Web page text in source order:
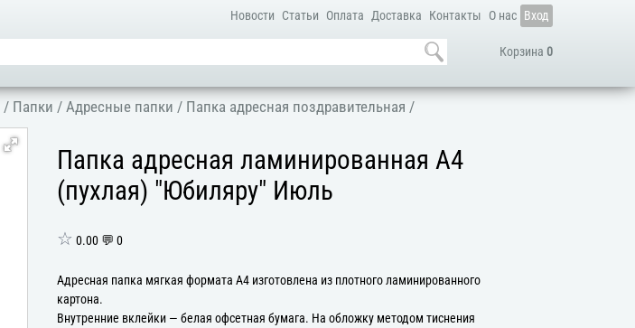
Новости Статьи Оплата Доставка Контакты О нас Вход
Корзина 0
/ Папки /Адресные папки / Папка адресная поздравительная /
Папка адресная ламинированная А4
(пухлая) "Юбиляру" Июль
☆ 0.00 💬 0
Адресная папка мягкая формата А4 изготовлена из плотного ламинированного
картона.
Внутренние вклейки — белая офсетная бумага. На обложку методом тиснения